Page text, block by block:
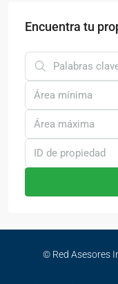
Encuentra tu
© Red Asesores